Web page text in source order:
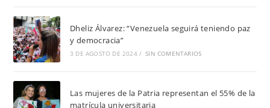
Dheliz Álvarez: “Venezuela seguirá teniendo paz
y democracia”
3 DE AGOSTO DE 2024 / SIN COMENTARIOS
Las mujeres de la Patria representan el 55% de la
matrícula universitaria